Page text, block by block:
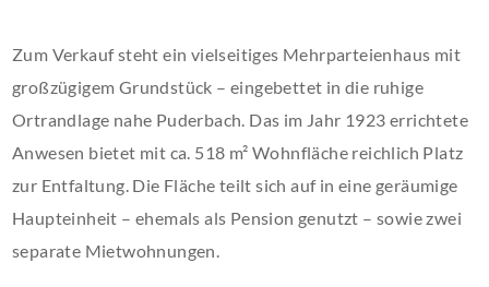
Zum Verkauf steht ein vielseitiges Mehrparteienhaus mit
großzügigem Grundstück – eingebettet in die ruhige
Ortrandlage nahe Puderbach. Das im Jahr 1923 errichtete
Anwesen bietet mit ca. 518 m² Wohnfläche reichlich Platz
zur Entfaltung. Die Fläche teilt sich auf in eine geräumige
Haupteinheit – ehemals als Pension genutzt – sowie zwei
separate Mietwohnungen.